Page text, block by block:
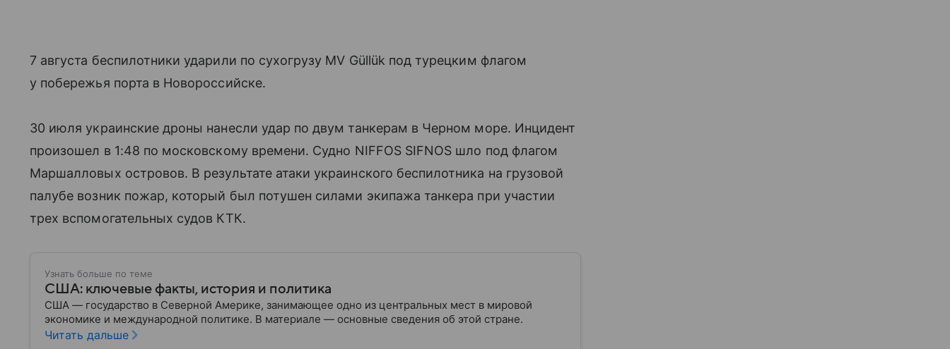
7 августа беспилотники ударили по сухогрузу MV Güllük под турецким флагом
у побережья порта в Новороссийске.
30 июля украинские дроны нанесли удар по двум танкерам в Черном море. Инцидент
произошел в 1:48 по московскому времени. Судно NIFFOS SIFNOS шло под флагом
Маршалловых островов. В результате атаки украинского беспилотника на грузовой
палубе возник пожар, который был потушен силами экипажа танкера при участии
трех вспомогательных судов КТК.
Узнать больше по теме
США: ключевые факты, история и политика
США — государство в Северной Америке, занимающее одно из центральных мест в мировой
экономике и международной политике. В материале — основные сведения об этой стране.
Читать дальше